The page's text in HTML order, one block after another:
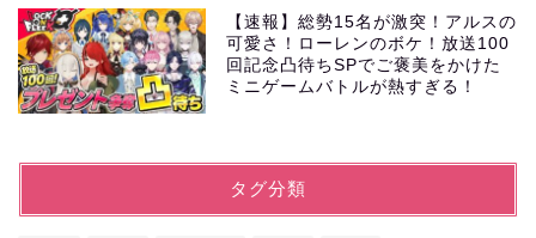
【速報】総勢15名が激突！アルスの
可愛さ！ローレンのボケ！放送100
回記念凸待ちSPでご褒美をかけた
ミニゲームバトルが熱すぎる！
タグ分類